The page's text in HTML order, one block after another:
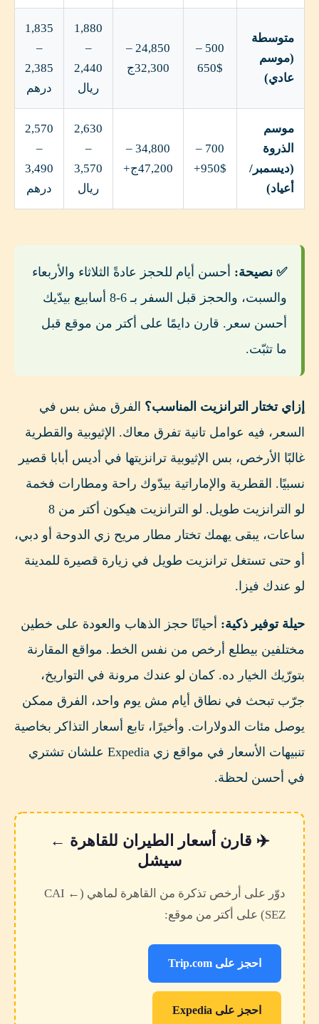
متوسطة
(موسم
عادي)
500 –
650$
24,850 –
32,300ج
1,880
–
2,440
ريال
1,835
–
2,385
درهم
موسم
الذروة
(ديسمبر/
أعياد)
700 –
950$+
34,800 –
47,200ج+
2,630
–
3,570
ريال
2,570
–
3,490
درهم
✅ نصيحة: أحسن أيام للحجز عادةً الثلاثاء والأربعاء
والسبت، والحجز قبل السفر بـ 6-8 أسابيع بيدّيك
أحسن سعر. قارن دايمًا على أكتر من موقع قبل
ما تثبّت.
إزاي تختار الترانزيت المناسب؟ الفرق مش بس في
السعر، فيه عوامل تانية تفرق معاك. الإثيوبية والقطرية
غالبًا الأرخص، بس الإثيوبية ترانزيتها في أديس أبابا قصير
نسبيًا. القطرية والإماراتية بيدّوك راحة ومطارات فخمة
لو الترانزيت طويل. لو الترانزيت هيكون أكتر من 8
ساعات، يبقى يهمك تختار مطار مريح زي الدوحة أو دبي،
أو حتى تستغل ترانزيت طويل في زيارة قصيرة للمدينة
لو عندك فيزا.
حيلة توفير ذكية: أحيانًا حجز الذهاب والعودة على خطين
مختلفين بيطلع أرخص من نفس الخط. مواقع المقارنة
بتورّيك الخيار ده. كمان لو عندك مرونة في التواريخ،
جرّب تبحث في نطاق أيام مش يوم واحد، الفرق ممكن
يوصل مئات الدولارات. وأخيرًا، تابع أسعار التذاكر بخاصية
تنبيهات الأسعار في مواقع زي Expedia علشان تشتري
في أحسن لحظة.
✈️ قارن أسعار الطيران للقاهرة ←
سيشل
دوّر على أرخص تذكرة من القاهرة لماهي (CAI ←
SEZ) على أكتر من موقع:
احجز على Trip.com
احجز على Expedia